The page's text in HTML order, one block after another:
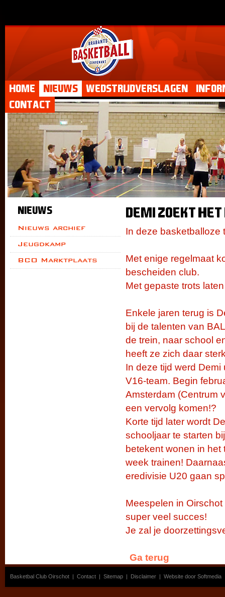
Home Nieuws Wedstrijdverslagen
Contact
Nieuws
Nieuws archief
Jeugdkamp
BCO Marktplaats
Demi zoekt
In deze basketballoze
Met enige regelmaat
bescheiden club.
Met gepaste trots
Enkele jaren terug is
bij de talenten van
de trein, naar school
heeft ze zich daar
In deze tijd werd
V16-team. Begin
Amsterdam (Centrum
een vervolg komen!?
Korte tijd later wordt
schooljaar te starten
betekent wonen in
week trainen!
eredivisie U20 gaan
Meespelen in
super veel succes!
Je zal je
Ga terug
Basketbal Club Oirschot | Contact | Sitemap | Disclaimer | Website door Softmedia